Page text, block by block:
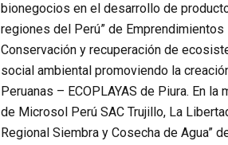
bionegocios en el desarrollo de
regiones del Perú” de Emprendimientos
Conservación y recuperación de
social ambiental promoviendo la
Peruanas – ECOPLAYAS de Piura. En
de Microsol Perú SAC Trujillo, La
Regional Siembra y Cosecha de Agua”